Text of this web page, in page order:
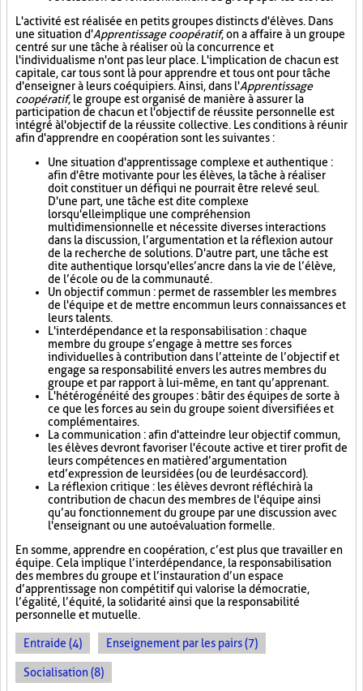
L'activité est réalisée en petits groupes distincts d'élèves. Dans
une situation d'Apprentissage coopératif, on a affaire à un groupe
centré sur une tâche à réaliser où la concurrence et
l'individualisme n'ont pas leur place. L'implication de chacun est
capitale, car tous sont là pour apprendre et tous ont pour tâche
d'enseigner à leurs coéquipiers. Ainsi, dans l'Apprentissage
coopératif, le groupe est organisé de manière à assurer la
participation de chacun et l'objectif de réussite personnelle est
intégré à l'objectif de la réussite collective. Les conditions à réunir
afin d'apprendre en coopération sont les suivantes :
Une situation d'apprentissage complexe et authentique :
afin d'être motivante pour les élèves, la tâche à réaliser
doit constituer un défi qui ne pourrait être relevé seul.
D'une part, une tâche est dite complexe
lorsqu'elle implique une compréhension
multidimensionnelle et nécessite diverses interactions
dans la discussion, l’argumentation et la réflexion autour
de la recherche de solutions. D'autre part, une tâche est
dite authentique lorsqu'elle s’ancre dans la vie de l’élève,
de l’école ou de la communauté.
Un objectif commun : permet de rassembler les membres
de l'équipe et de mettre en commun leurs connaissances et
leurs talents.
L'interdépendance et la responsabilisation : chaque
membre du groupe s’engage à mettre ses forces
individuelles à contribution dans l’atteinte de l’objectif et
engage sa responsabilité envers les autres membres du
groupe et par rapport à lui-même, en tant qu’apprenant.
L'hétérogénéité des groupes : bâtir des équipes de sorte à
ce que les forces au sein du groupe soient diversifiées et
complémentaires.
La communication : afin d'atteindre leur objectif commun,
les élèves devront favoriser l'écoute active et tirer profit de
leurs compétences en matière d’argumentation
et d’expression de leurs idées (ou de leur désaccord).
La réflexion critique : les élèves devront réfléchir à la
contribution de chacun des membres de l'équipe ainsi
qu’au fonctionnement du groupe par une discussion avec
l'enseignant ou une autoévaluation formelle.
En somme, apprendre en coopération, c’est plus que travailler en
équipe. Cela implique l’interdépendance, la responsabilisation
des membres du groupe et l’instauration d’un espace
d’apprentissage non compétitif qui valorise la démocratie,
l’égalité, l’équité, la solidarité ainsi que la responsabilité
personnelle et mutuelle.
Entraide (4) Enseignement par les pairs (7)
Socialisation (8)